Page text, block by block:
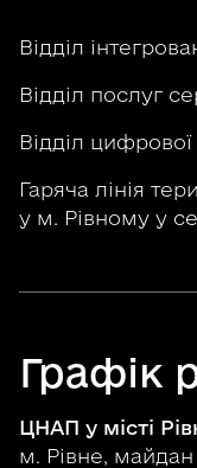
Відділ
Відділ послуг
Відділ
Гаряча лінія
у м. Рівному у
Графік
ЦНАП у місті
м. Рівне, майдан